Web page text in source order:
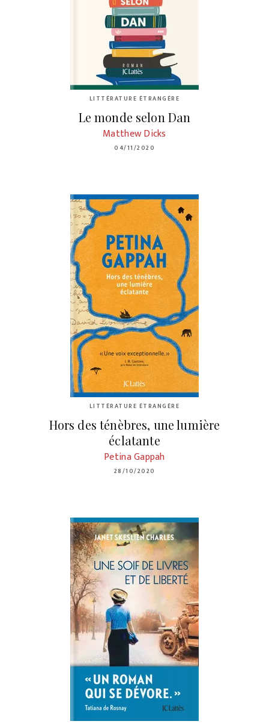
LITTÉRATURE ÉTRANGÈRE
Le monde selon Dan
Matthew Dicks
04/11/2020
LITTÉRATURE ÉTRANGÈRE
Hors des ténèbres, une lumière
éclatante
Petina Gappah
28/10/2020